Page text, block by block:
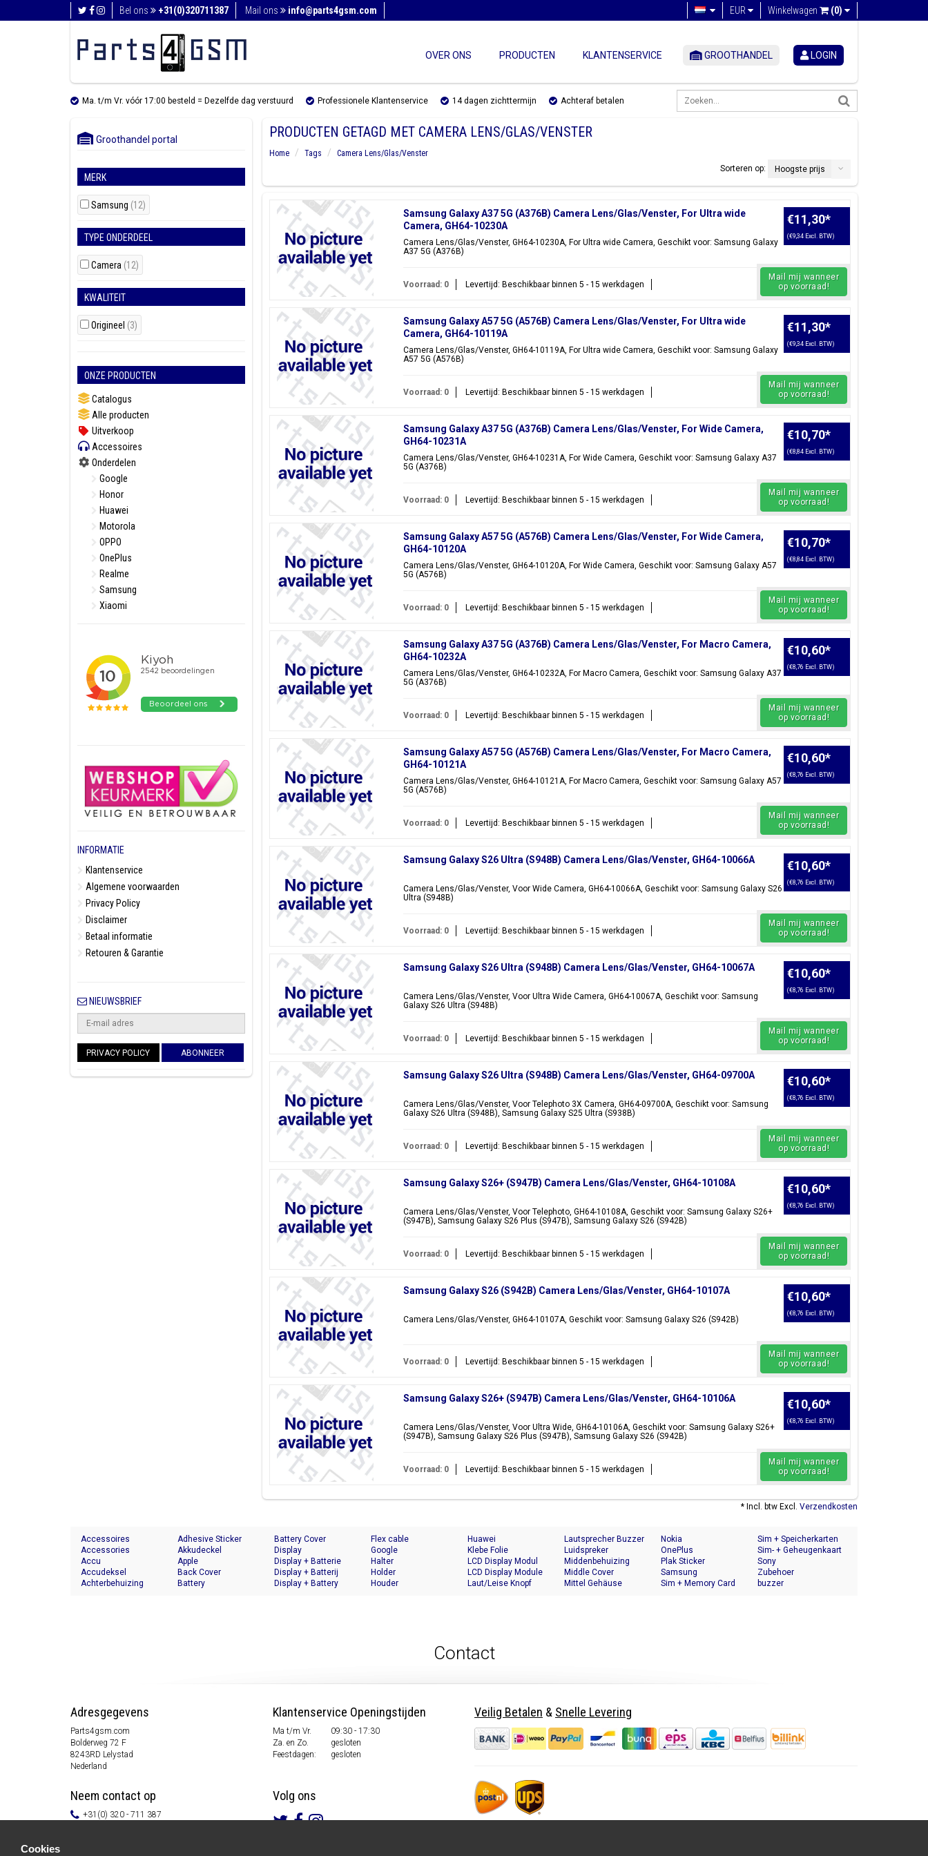
Bel ons +31(0)320711387 Mail ons info@parts4gsm.com Winkelwagen (0)
EUR
OVER ONS PRODUCTEN KLANTENSERVICE GROOTHANDEL LOGIN
Ma. t/m Vr. vóór 17:00 besteld = Dezelfde dag verstuurd Professionele Klantenservice 14 dagen zichttermijn Achteraf betalen
Groothandel portal
MERK
Samsung (12)
TYPE ONDERDEEL
Camera (12)
KWALITEIT
Origineel (3)
ONZE PRODUCTEN
Catalogus
Alle producten
Uitverkoop
Accessoires
Onderdelen
Google
Honor
Huawei
Motorola
OPPO
OnePlus
Realme
Samsung
Xiaomi
INFORMATIE
Klantenservice
Algemene voorwaarden
Privacy Policy
Disclaimer
Betaal informatie
Retouren & Garantie
NIEUWSBRIEF
PRIVACY POLICY ABONNEER
PRODUCTEN GETAGD MET CAMERA LENS/GLAS/VENSTER
Home Tags
Camera Lens/Glas/Venster
Sorteren op:
Hoogste prijs
Samsung Galaxy A37 5G (A376B) Camera Lens/Glas/Venster, For Ultra wide
Camera, GH64-10230A
Camera Lens/Glas/Venster, GH64-10230A, For Ultra wide Camera, Geschikt voor: Samsung Galaxy
A37 5G (A376B)
€11,30*
(€9,34 Excl. BTW)
Voorraad: 0 Levertijd: Beschikbaar binnen 5 - 15 werkdagen
Mail mij wanneer
op voorraad!
Samsung Galaxy A57 5G (A576B) Camera Lens/Glas/Venster, For Ultra wide
Camera, GH64-10119A
Camera Lens/Glas/Venster, GH64-10119A, For Ultra wide Camera, Geschikt voor: Samsung Galaxy
A57 5G (A576B)
€11,30*
(€9,34 Excl. BTW)
Voorraad: 0 Levertijd: Beschikbaar binnen 5 - 15 werkdagen
Mail mij wanneer
op voorraad!
Samsung Galaxy A37 5G (A376B) Camera Lens/Glas/Venster, For Wide Camera,
GH64-10231A
Camera Lens/Glas/Venster, GH64-10231A, For Wide Camera, Geschikt voor: Samsung Galaxy A37
5G (A376B)
€10,70*
(€8,84 Excl. BTW)
Voorraad: 0 Levertijd: Beschikbaar binnen 5 - 15 werkdagen
Mail mij wanneer
op voorraad!
Samsung Galaxy A57 5G (A576B) Camera Lens/Glas/Venster, For Wide Camera,
GH64-10120A
Camera Lens/Glas/Venster, GH64-10120A, For Wide Camera, Geschikt voor: Samsung Galaxy A57
5G (A576B)
€10,70*
(€8,84 Excl. BTW)
Voorraad: 0 Levertijd: Beschikbaar binnen 5 - 15 werkdagen
Mail mij wanneer
op voorraad!
Samsung Galaxy A37 5G (A376B) Camera Lens/Glas/Venster, For Macro Camera,
GH64-10232A
Camera Lens/Glas/Venster, GH64-10232A, For Macro Camera, Geschikt voor: Samsung Galaxy A37
5G (A376B)
€10,60*
(€8,76 Excl. BTW)
Voorraad: 0 Levertijd: Beschikbaar binnen 5 - 15 werkdagen
Mail mij wanneer
op voorraad!
Samsung Galaxy A57 5G (A576B) Camera Lens/Glas/Venster, For Macro Camera,
GH64-10121A
Camera Lens/Glas/Venster, GH64-10121A, For Macro Camera, Geschikt voor: Samsung Galaxy A57
5G (A576B)
€10,60*
(€8,76 Excl. BTW)
Voorraad: 0 Levertijd: Beschikbaar binnen 5 - 15 werkdagen
Mail mij wanneer
op voorraad!
Samsung Galaxy S26 Ultra (S948B) Camera Lens/Glas/Venster, GH64-10066A
Camera Lens/Glas/Venster, Voor Wide Camera, GH64-10066A, Geschikt voor: Samsung Galaxy S26
Ultra (S948B)
€10,60*
(€8,76 Excl. BTW)
Voorraad: 0 Levertijd: Beschikbaar binnen 5 - 15 werkdagen
Mail mij wanneer
op voorraad!
Samsung Galaxy S26 Ultra (S948B) Camera Lens/Glas/Venster, GH64-10067A
Camera Lens/Glas/Venster, Voor Ultra Wide Camera, GH64-10067A, Geschikt voor: Samsung
Galaxy S26 Ultra (S948B)
€10,60*
(€8,76 Excl. BTW)
Voorraad: 0 Levertijd: Beschikbaar binnen 5 - 15 werkdagen
Mail mij wanneer
op voorraad!
Samsung Galaxy S26 Ultra (S948B) Camera Lens/Glas/Venster, GH64-09700A
Camera Lens/Glas/Venster, Voor Telephoto 3X Camera, GH64-09700A, Geschikt voor: Samsung
Galaxy S26 Ultra (S948B), Samsung Galaxy S25 Ultra (S938B)
€10,60*
(€8,76 Excl. BTW)
Voorraad: 0 Levertijd: Beschikbaar binnen 5 - 15 werkdagen
Mail mij wanneer
op voorraad!
Samsung Galaxy S26+ (S947B) Camera Lens/Glas/Venster, GH64-10108A
Camera Lens/Glas/Venster, Voor Telephoto, GH64-10108A, Geschikt voor: Samsung Galaxy S26+
(S947B), Samsung Galaxy S26 Plus (S947B), Samsung Galaxy S26 (S942B)
€10,60*
(€8,76 Excl. BTW)
Voorraad: 0 Levertijd: Beschikbaar binnen 5 - 15 werkdagen
Mail mij wanneer
op voorraad!
Samsung Galaxy S26 (S942B) Camera Lens/Glas/Venster, GH64-10107A
Camera Lens/Glas/Venster, GH64-10107A, Geschikt voor: Samsung Galaxy S26 (S942B)
€10,60*
(€8,76 Excl. BTW)
Voorraad: 0 Levertijd: Beschikbaar binnen 5 - 15 werkdagen
Mail mij wanneer
op voorraad!
Samsung Galaxy S26+ (S947B) Camera Lens/Glas/Venster, GH64-10106A
Camera Lens/Glas/Venster, Voor Ultra Wide, GH64-10106A, Geschikt voor: Samsung Galaxy S26+
(S947B), Samsung Galaxy S26 Plus (S947B), Samsung Galaxy S26 (S942B)
€10,60*
(€8,76 Excl. BTW)
Voorraad: 0 Levertijd: Beschikbaar binnen 5 - 15 werkdagen
Mail mij wanneer
op voorraad!
* Incl. btw Excl. Verzendkosten
Accessoires
Accessories
Accu
Accudeksel
Achterbehuizing
Adhesive Sticker
Akkudeckel
Apple
Back Cover
Battery
Battery Cover
Display
Display + Batterie
Display + Batterij
Display + Battery
Flex cable
Google
Halter
Holder
Houder
Huawei
Klebe Folie
LCD Display Modul
LCD Display Module
Laut/Leise Knopf
Lautsprecher Buzzer
Luidspreker
Middenbehuizing
Middle Cover
Mittel Gehäuse
Nokia
OnePlus
Plak Sticker
Samsung
Sim + Memory Card
Sim + Speicherkarten
Halter
Sim- + Geheugenkaart
Houder
Sony
Zubehoer
buzzer
Contact
Adresgegevens
Parts4gsm.com
Bolderweg 72 F
8243RD Lelystad
Nederland
Neem contact op
+31(0) 320 - 711 387
Klantenservice Openingstijden
Ma t/m Vr.
09:30 - 17:30
Za. en Zo.
gesloten
Feestdagen:
gesloten
Volg ons
Veilig Betalen & Snelle Levering
Cookies